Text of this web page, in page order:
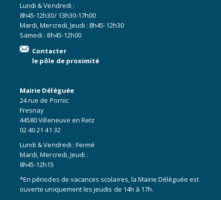
Lundi & Vendredi :
8h45-12h30/ 13h30-17h00
Mardi, Mercredi, Jeudi : 8h45-12h30
Samedi : 8h45-12h00
Contacter
le pôle de proximité
Mairie Déléguée
24 rue de Pornic
Fresnay
44580 Villeneuve en Retz
02 40 21 41 32
Lundi & Vendredi : Fermé
Mardi, Mercredi, Jeudi :
8h45-12h15
*En périodes de vacances scolaires, la Mairie Déléguée est
ouverte uniquement les jeudis de 14h à 17h.